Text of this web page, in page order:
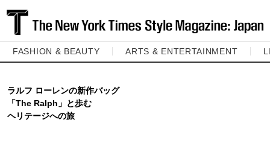
FASHION & BEAUTY ARTS & ENTERTAINMENT
ラルフ ローレンの新作バッグ
「The Ralph」と歩む
ヘリテージへの旅